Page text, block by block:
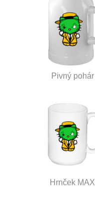
Pivný pohár
Hrnček MAX